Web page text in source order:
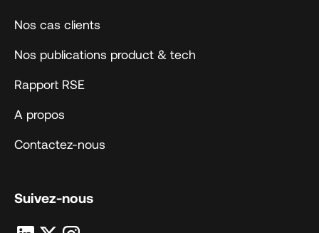
Nos cas clients
Nos publications product & tech
Rapport RSE
A propos
Contactez-nous
Suivez-nous